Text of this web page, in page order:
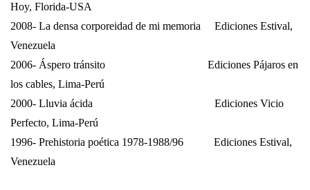
Hoy, Florida-USA
2008- La densa corporeidad de mi memoria
Ediciones Estival,
Venezuela
2006- Áspero tránsito
Ediciones Pájaros en
los cables, Lima-Perú
2000- Lluvia ácida
Ediciones Vicio
Perfecto, Lima-Perú
1996- Prehistoria poética 1978-1988/96
Ediciones Estival,
Venezuela